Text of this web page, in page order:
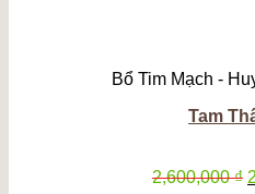
Bổ Tim Mạch -
Tam
2,600,000₫